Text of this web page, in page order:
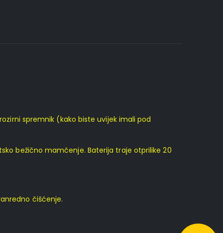
spremnik (kako biste uvijek imali pod
bežično mamčenje. Baterija traje otprilike 20
čišćenje.